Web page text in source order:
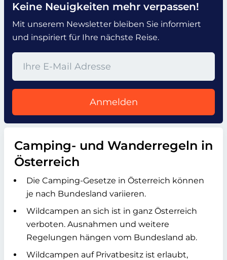
Keine Neuigkeiten mehr verpassen!
Mit unserem Newsletter bleiben Sie informiert
und inspiriert für Ihre nächste Reise.
Anmelden
Camping- und Wanderregeln in
Österreich
Die Camping-Gesetze in Österreich können
je nach Bundesland variieren.
Wildcampen an sich ist in ganz Österreich
verboten. Ausnahmen und weitere
Regelungen hängen vom Bundesland ab.
Wildcampen auf Privatbesitz ist erlaubt,